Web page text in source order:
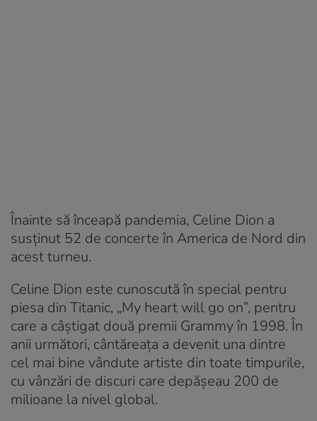
Înainte să înceapă pandemia, Celine Dion a
susținut 52 de concerte în America de Nord din
acest turneu.
Celine Dion este cunoscută în special pentru
piesa din Titanic, „My heart will go on”, pentru
care a câștigat două premii Grammy în 1998. În
anii următori, cântăreața a devenit una dintre
cel mai bine vândute artiste din toate timpurile,
cu vânzări de discuri care depășeau 200 de
milioane la nivel global.